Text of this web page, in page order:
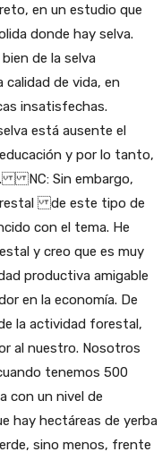
en un estudio que
donde hay selva.
de la selva
calidad de vida, en
insatisfechas.
está ausente el
y por lo tanto,
NC: Sin embargo,
de este tipo de
con el tema. He
y creo que es muy
productiva amigable
en la economía. De
la actividad forestal,
al nuestro. Nosotros
tenemos 500
con un nivel de
hay hectáreas de yerba
sino menos, frente